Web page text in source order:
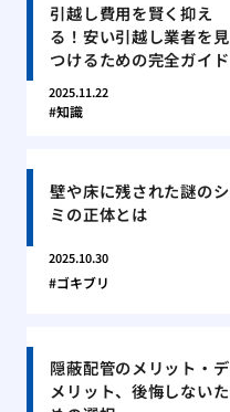
引越し費用を賢く抑え
る！安い引越し業者を見
つけるための完全ガイド
2025.11.22
知識
壁や床に残された謎のシ
ミの正体とは
2025.10.30
ゴキブリ
隠蔽配管のメリット・デ
メリット、後悔しないた